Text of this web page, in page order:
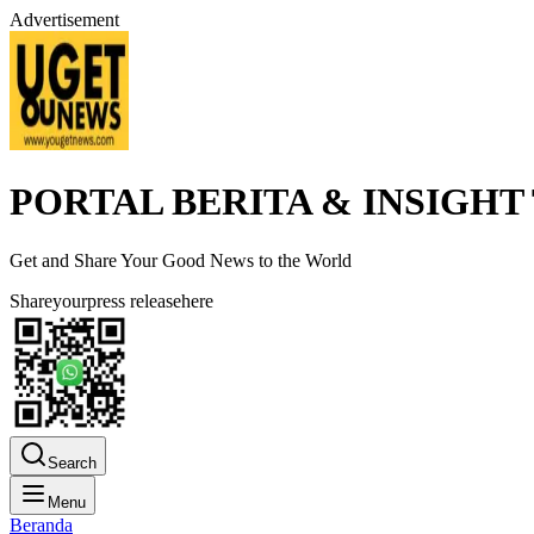
Advertisement
PORTAL BERITA &
Get and Share Your Good News to the World
Shareyourpress releasehere
Search
Menu
Beranda